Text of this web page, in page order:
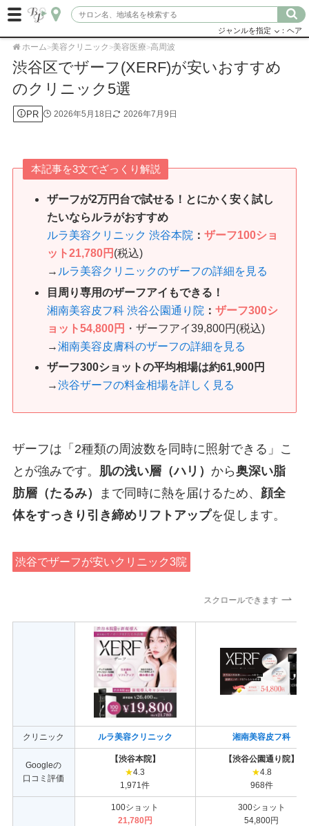
ジャンルを指定 ：ヘア
ホーム>美容クリニック >美容医療>高周波
渋谷区でザーフ(XERF)が安いおすすめ
のクリニック5選
PR 2026年5月18日 2026年7月9日
本記事を3文でざっくり解説
ザーフが2万円台で試せる！とにかく安く試し
たいならルラがおすすめ
ルラ美容クリニック 渋谷本院 ：ザーフ100ショ
ット21,780円 (税込)
→ ルラ美容クリニックのザーフの詳細を見る
目周り専用のザーフアイもできる！
湘南美容皮フ科 渋谷公園通り院 ：ザーフ300シ
ョット54,800円 ・ザーフアイ39,800円(税込)
→湘南美容皮膚科のザーフの詳細を見る
ザーフ300ショットの平均相場は約61,900円
→渋谷ザーフの料金相場を詳しく見る
ザーフは「2種類の周波数を同時に照射できる」こ
とが強みです。 肌の浅い層（ハリ） から奥深い脂
肪層（たるみ）
まで同時に熱を届けるため、 顔全
体をすっきり引き締めリフトアップを促します。
渋谷でザーフが安いクリニック3院
スクロールできます
クリニック ルラ美容クリニック 湘南美容皮フ科
Googleの
口コミ評価
【渋谷本院】
★4.3
1,971件
【渋谷公園通り院】
★4.8
968件
100ショット
21,780円
300ショット
54,800円